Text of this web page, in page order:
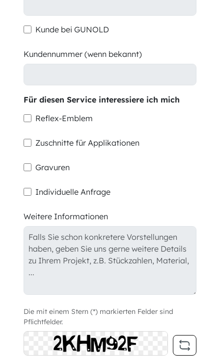
Kunde bei GUNOLD
Kundennummer (wenn bekannt)
Für diesen Service interessiere ich mich
Reflex-Emblem
Zuschnitte für Applikationen
Gravuren
Individuelle Anfrage
Weitere Informationen
Die mit einem Stern (*) markierten Felder sind
Pflichtfelder.